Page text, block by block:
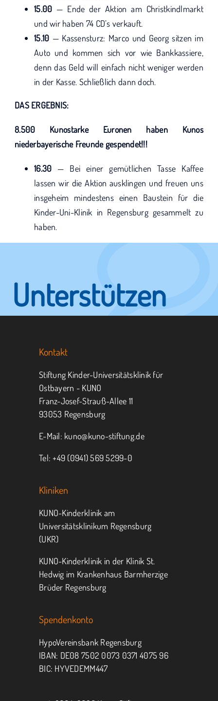
15.00 — Ende der Aktion am Christkindlmarkt
und wir haben 74 CD’s verkauft.
15.10 — Kassensturz: Marco und Georg sitzen im
Auto und kommen sich vor wie Bankkassiere,
denn das Geld will einfach nicht weniger werden
in der Kasse. Schließlich dann doch.
DAS ERGEBNIS:
8.500 Kunostarke Euronen haben Kunos
niederbayerische Freunde gespendet!!!
16.30 — Bei einer gemütlichen Tasse Kaffee
lassen wir die Aktion ausklingen und freuen uns
insgeheim mindestens einen Baustein für die
Kinder-Uni-Klinik in Regensburg gesammelt zu
haben.
Unterstützen
Sie KUNO.
Jeder kann helfen.
MITMACHEN SPENDEN
Kontakt
Stiftung Kinder-Universitätsklinik für
Ostbayern - KUNO
Franz-Josef-Strauß-Allee 11
93053 Regensburg
E-Mail: kuno@kuno-stiftung.de
Tel: +49 (0941) 569 5299-0
Kliniken
KUNO-Kinderklinik am
Universitätsklinikum Regensburg
(UKR)
KUNO-Kinderklinik in der Klinik St.
Hedwig im Krankenhaus Barmherzige
Brüder Regensburg
Spendenkonto
HypoVereinsbank Regensburg
IBAN: DE08 7502 0073 0371 4075 96
BIC: HYVEDEMM447